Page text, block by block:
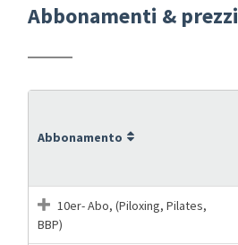
Abbonamenti & prezzi
Abbonamento
10er- Abo, (Piloxing, Pilates,
BBP)